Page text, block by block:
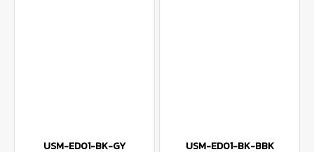
USM-ED01-BK-GY USM-ED01-BK-BBK